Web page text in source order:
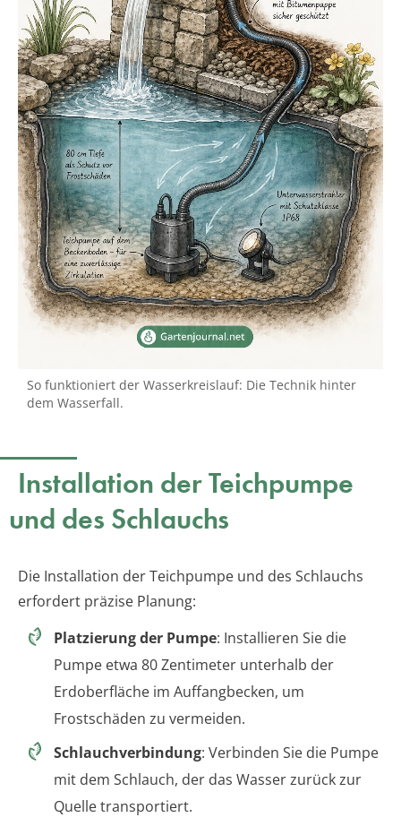
So funktioniert der Wasserkreislauf: Die Technik hinter
dem Wasserfall.
Installation der Teichpumpe
und des Schlauchs
Die Installation der Teichpumpe und des Schlauchs
erfordert präzise Planung:
Platzierung der Pumpe: Installieren Sie die
Pumpe etwa 80 Zentimeter unterhalb der
Erdoberfläche im Auffangbecken, um
Frostschäden zu vermeiden.
Schlauchverbindung: Verbinden Sie die Pumpe
mit dem Schlauch, der das Wasser zurück zur
Quelle transportiert.